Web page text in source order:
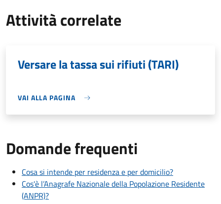
Attività correlate
Versare la tassa sui rifiuti (TARI)
VAI ALLA PAGINA
Domande frequenti
Cosa si intende per residenza e per domicilio?
Cos'è l’Anagrafe Nazionale della Popolazione Residente
(ANPR)?